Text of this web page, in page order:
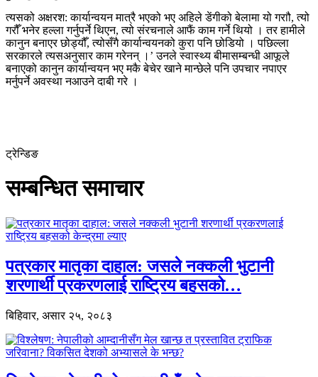
त्यसको अक्षरश: कार्यान्वयन मात्रै भएको भए अहिले डेंगीको बेलामा यो गराौ, त्यो
गरौँ भनेर हल्ला गर्नुपर्ने थिएन, त्यो संरचनाले आफैं काम गर्ने थियो । तर हामीले
कानुन बनाएर छोड्यौँ, त्योसँगै कार्यान्वयनको कुरा पनि छोडियो । पछिल्ला
सरकारले त्यसअनुसार काम गरेनन् ।’ उनले स्वास्थ्य बीमासम्बन्धी आफूले
बनाएको कानुन कार्यान्वयन भए मकै बेचेर खाने मान्छेले पनि उपचार नपाएर
मर्नुपर्ने अवस्था नआउने दाबी गरे ।
ट्रेन्डिङ
सम्बन्धित समाचार
पत्रकार मातृका दाहाल: जसले नक्कली भुटानी
शरणार्थी प्रकरणलाई राष्ट्रिय बहसको…
बिहिवार, असार २५, २०८३